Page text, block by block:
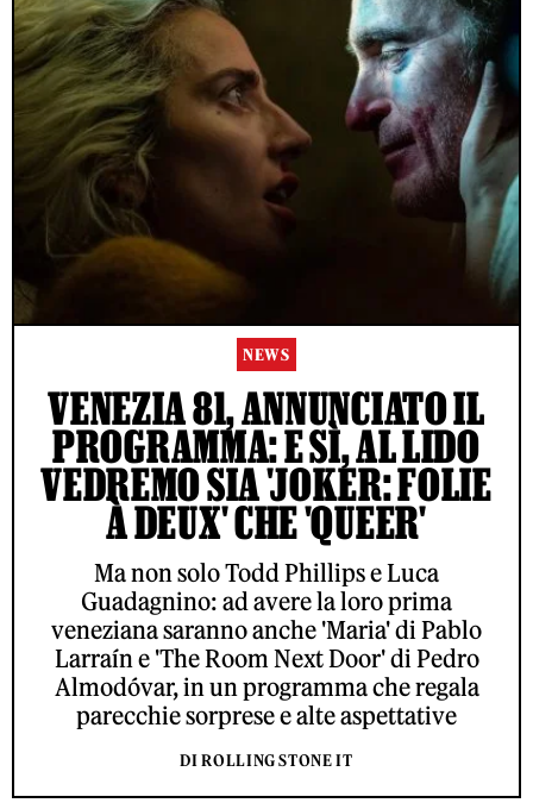
NEWS
VENEZIA 81, ANNUNCIATO IL
PROGRAMMA: E SÌ, AL LIDO
VEDREMO SIA 'JOKER: FOLIE
À DEUX' CHE 'QUEER'
Ma non solo Todd Phillips e Luca
Guadagnino: ad avere la loro prima
veneziana saranno anche 'Maria' di Pablo
Larraín e 'The Room Next Door' di Pedro
Almodóvar, in un programma che regala
parecchie sorprese e alte aspettative
DI ROLLING STONE IT